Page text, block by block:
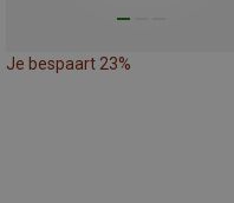
Je bespaart 23%